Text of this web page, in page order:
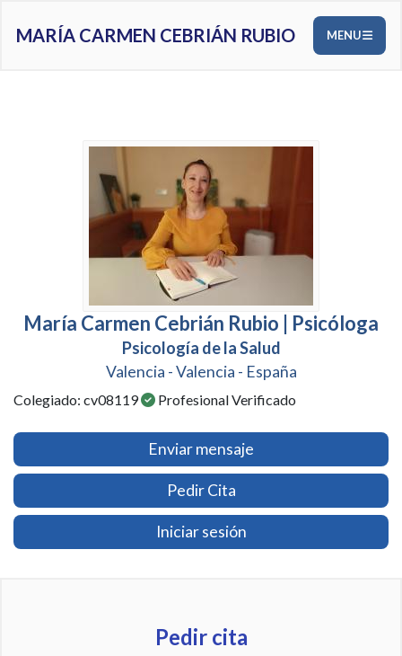
MARÍA CARMEN CEBRIÁN RUBIO MENU
María Carmen Cebrián Rubio | Psicóloga
Psicología de la Salud
Valencia - Valencia - España
Colegiado: cv08119 Profesional Verificado
Enviar mensaje
Pedir Cita
Iniciar sesión
Pedir cita